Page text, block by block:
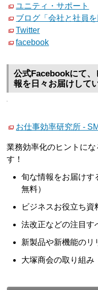
ユニティ・サポート
ブログ「会社と社員
Twitter
facebook
公式Facebookにて
報を日々お届けして
お仕事効率研究所 -
業務効率化のヒントに
す！
旬な情報をお届けす
無料）
ビジネスお役立ち資
法改正などの注目す
新製品や新機能のリ
大塚商会の取り組